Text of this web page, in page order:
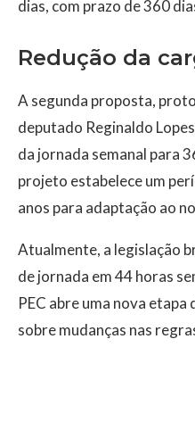
dias, com prazo de 360
Redução da
A segunda proposta,
deputado Reginaldo
da jornada semanal para
projeto estabelece um
anos para adaptação ao
Atualmente, a legislação
de jornada em 44 horas
PEC abre uma nova
sobre mudanças nas